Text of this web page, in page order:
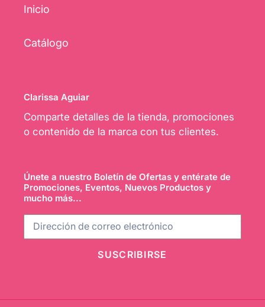
Inicio
Catálogo
Clarissa Aguiar
Comparte detalles de la tienda, promociones
o contenido de la marca con tus clientes.
Únete a nuestro Boletín de Ofertas y entérate de
Promociones, Eventos, Nuevos Productos y
mucho más...
SUSCRIBIRSE